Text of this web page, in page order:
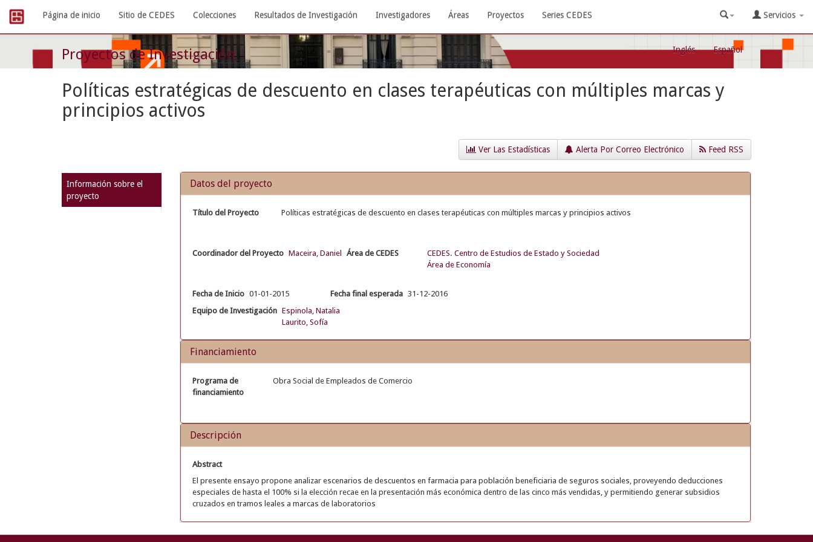
navigation
Página de inicio Sitio de CEDES Colecciones Resultados de Investigación Investigadores Áreas Proyectos Series CEDES Servicios
Proyectos de Investigación Inglés Español
Políticas estratégicas de descuento en clases terapéuticas con múltiples marcas y
principios activos
Ver Las Estadísticas Alerta Por Correo Electrónico Feed RSS
Información sobre el
proyecto
Datos del proyecto
Título del Proyecto Políticas estratégicas de descuento en clases terapéuticas con múltiples marcas y principios activos
Coordinador del Proyecto Maceira, Daniel Área de CEDES
CEDES. Centro de Estudios de Estado y Sociedad
Área de Economía
Fecha de Inicio 01-01-2015 Fecha final esperada 31-12-2016
Equipo de Investigación Espinola, Natalia
Laurito, Sofía
Financiamiento
Programa de
financiamiento
Obra Social de Empleados de Comercio
Descripción
Abstract
El presente ensayo propone analizar escenarios de descuentos en farmacia para población beneficiaria de seguros sociales, proveyendo deducciones
especiales de hasta el 100% si la elección recae en la presentación más económica dentro de las cinco más vendidas, y permitiendo generar subsidios
cruzados en tramos leales a marcas de laboratorios